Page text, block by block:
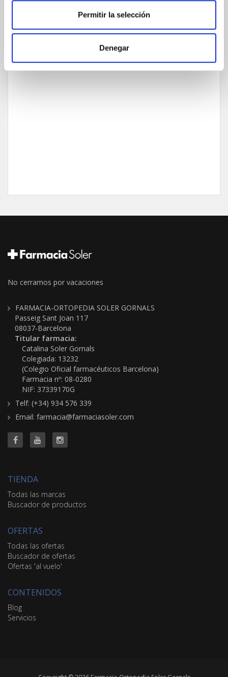
Permitir la selección
Denegar
GARANTÍA DE CALIDAD
No cerramos por vacaciones
FARMACIA-ORTOPEDIA SOLER GORNALS
Passeig Sant Joan 117
08037-Barcelona
Titular farmacia:
Catalina Soler Gornals
Colegiada: 13232
(Colegio Oficial farmacéuticos Barcelona)
Farmacia nº: 08-0280
NIF: 37339170G
Telf: (+34) 934 576 339
Email: farmacia@farmaciasoler.com
TIENDA
Todas las marcas
Buscador de productos
OFERTAS
Todas las ofertas
Buscador de ofertas
Ofertas 'al vuelo'
CONTENIDOS
Blog
Servicios